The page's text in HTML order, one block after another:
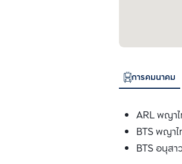
การคมนาคม
ARL พญา
BTS พญา
BTS อนุส